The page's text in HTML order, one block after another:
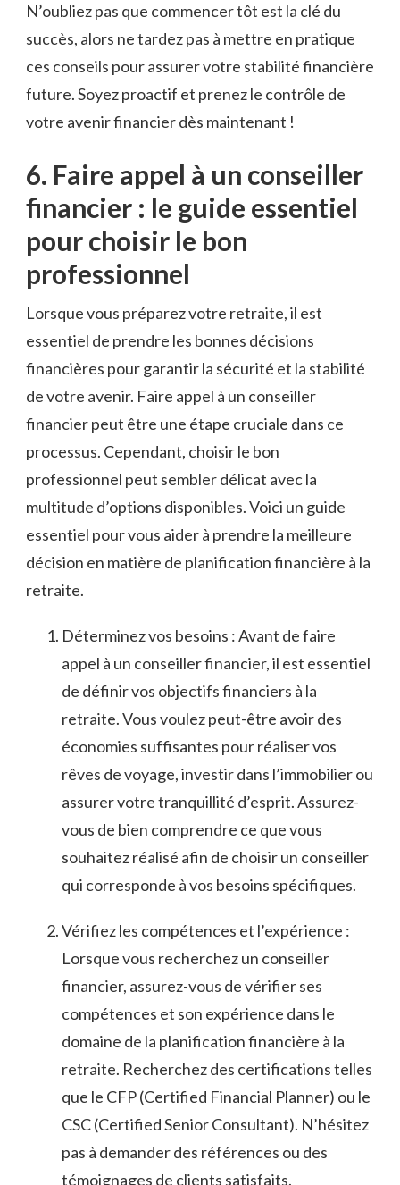
⁢N’oubliez pas⁢ que commencer tôt est la clé du‌
succès,⁤ alors​ ne‍ tardez pas à mettre en pratique
ces conseils ⁤pour assurer votre ⁣stabilité⁢ financière⁣
future. Soyez‌ proactif et prenez ⁣le contrôle de
votre avenir financier‍ dès maintenant !
6. Faire ⁤appel à un conseiller
financier : ⁤le guide essentiel
‍pour choisir le bon
professionnel
Lorsque vous ⁣préparez‌ votre retraite, il est
essentiel⁣ de‌ prendre les⁣ bonnes décisions
financières pour garantir la sécurité​ et⁤ la stabilité
de votre avenir. Faire appel à un conseiller
financier peut​ être une étape cruciale ⁣dans ​ce
processus. Cependant, choisir ⁣le bon
professionnel peut sembler⁤ délicat avec‍ la
multitude d’options⁢ disponibles.⁣ Voici un guide ​
essentiel⁢ pour vous ​aider à prendre⁣ la meilleure⁣
décision en ‌matière ​de planification financière ‌à ⁣la
retraite.
Déterminez vos‌ besoins : Avant⁤ de faire
⁢appel​ à un ⁤conseiller financier, ⁣il est essentiel
⁢de définir​ vos objectifs financiers​ à la⁢
retraite. Vous ⁣voulez peut-être avoir ‌des
économies suffisantes ‌pour réaliser vos
rêves de ⁤voyage, investir dans l’immobilier ou
assurer⁣ votre⁢ tranquillité ⁤d’esprit. Assurez-
vous‌ de bien comprendre ce‌ que vous‌
souhaitez réalisé afin de choisir un conseiller
‌qui corresponde à vos​ besoins spécifiques.
Vérifiez ‍les compétences et l’expérience :
Lorsque⁢ vous recherchez un conseiller
financier, assurez-vous de vérifier ses‍
compétences et son expérience dans‌ le​
domaine ‌de la planification⁤ financière à la
retraite. Recherchez⁤ des certifications telles
que ​le CFP (Certified Financial Planner) ou le
CSC (Certified⁤ Senior Consultant). N’hésitez
pas à ⁣demander⁢ des références ou des
témoignages⁣ de clients satisfaits.